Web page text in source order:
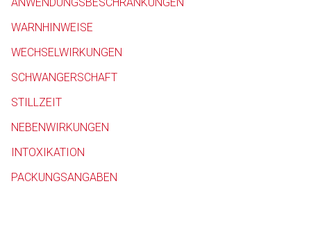
WARNHINWEISE
WECHSELWIRKUNGEN
SCHWANGERSCHAFT
STILLZEIT
NEBENWIRKUNGEN
INTOXIKATION
PACKUNGSANGABEN